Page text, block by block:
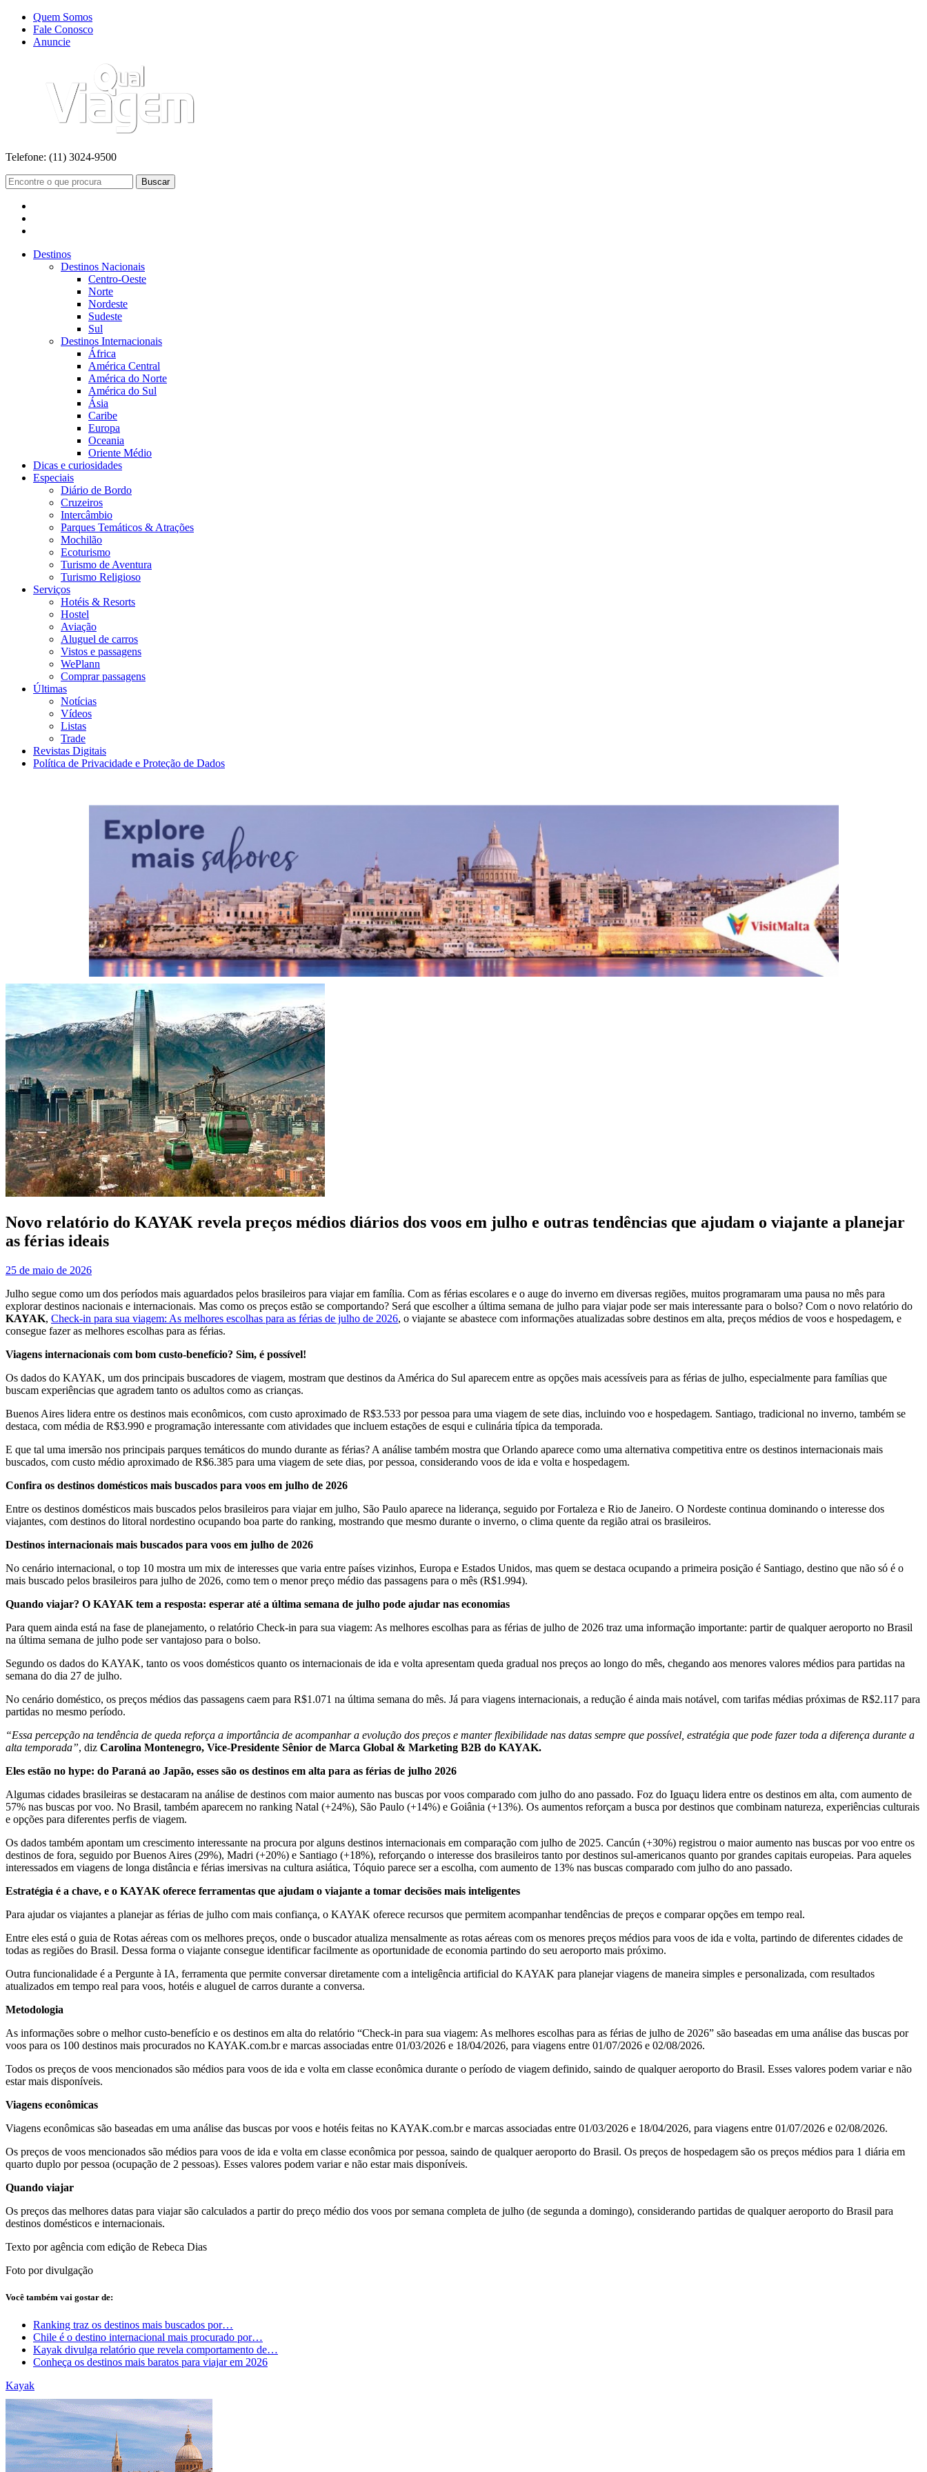
Quem Somos
Fale Conosco
Anuncie
Telefone: (11) 3024-9500
Buscar
Destinos
Destinos Nacionais
Centro-Oeste
Norte
Nordeste
Sudeste
Sul
Destinos Internacionais
África
América Central
América do Norte
América do Sul
Ásia
Caribe
Europa
Oceania
Oriente Médio
Dicas e curiosidades
Especiais
Diário de Bordo
Cruzeiros
Intercâmbio
Parques Temáticos & Atrações
Mochilão
Ecoturismo
Turismo de Aventura
Turismo Religioso
Serviços
Hotéis & Resorts
Hostel
Aviação
Aluguel de carros
Vistos e passagens
WePlann
Comprar passagens
Últimas
Notícias
Vídeos
Listas
Trade
Revistas Digitais
Política de Privacidade e Proteção de Dados
Novo relatório do KAYAK revela preços médios diários dos voos em julho e outras tendências que ajudam o viajante a planejar
as férias ideais
25 de maio de 2026
Julho segue como um dos períodos mais aguardados pelos brasileiros para viajar em família. Com as férias escolares e o auge do inverno em diversas regiões, muitos programaram uma pausa no mês para
explorar destinos nacionais e internacionais. Mas como os preços estão se comportando? Será que escolher a última semana de julho para viajar pode ser mais interessante para o bolso? Com o novo relatório do
KAYAK, Check-in para sua viagem: As melhores escolhas para as férias de julho de 2026, o viajante se abastece com informações atualizadas sobre destinos em alta, preços médios de voos e hospedagem, e
consegue fazer as melhores escolhas para as férias.
Viagens internacionais com bom custo-benefício? Sim, é possível!
Os dados do KAYAK, um dos principais buscadores de viagem, mostram que destinos da América do Sul aparecem entre as opções mais acessíveis para as férias de julho, especialmente para famílias que
buscam experiências que agradem tanto os adultos como as crianças.
Buenos Aires lidera entre os destinos mais econômicos, com custo aproximado de R$3.533 por pessoa para uma viagem de sete dias, incluindo voo e hospedagem. Santiago, tradicional no inverno, também se
destaca, com média de R$3.990 e programação interessante com atividades que incluem estações de esqui e culinária típica da temporada.
E que tal uma imersão nos principais parques temáticos do mundo durante as férias? A análise também mostra que Orlando aparece como uma alternativa competitiva entre os destinos internacionais mais
buscados, com custo médio aproximado de R$6.385 para uma viagem de sete dias, por pessoa, considerando voos de ida e volta e hospedagem.
Confira os destinos domésticos mais buscados para voos em julho de 2026
Entre os destinos domésticos mais buscados pelos brasileiros para viajar em julho, São Paulo aparece na liderança, seguido por Fortaleza e Rio de Janeiro. O Nordeste continua dominando o interesse dos
viajantes, com destinos do litoral nordestino ocupando boa parte do ranking, mostrando que mesmo durante o inverno, o clima quente da região atrai os brasileiros.
Destinos internacionais mais buscados para voos em julho de 2026
No cenário internacional, o top 10 mostra um mix de interesses que varia entre países vizinhos, Europa e Estados Unidos, mas quem se destaca ocupando a primeira posição é Santiago, destino que não só é o
mais buscado pelos brasileiros para julho de 2026, como tem o menor preço médio das passagens para o mês (R$1.994).
Quando viajar? O KAYAK tem a resposta: esperar até a última semana de julho pode ajudar nas economias
Para quem ainda está na fase de planejamento, o relatório Check-in para sua viagem: As melhores escolhas para as férias de julho de 2026 traz uma informação importante: partir de qualquer aeroporto no Brasil
na última semana de julho pode ser vantajoso para o bolso.
Segundo os dados do KAYAK, tanto os voos domésticos quanto os internacionais de ida e volta apresentam queda gradual nos preços ao longo do mês, chegando aos menores valores médios para partidas na
semana do dia 27 de julho.
No cenário doméstico, os preços médios das passagens caem para R$1.071 na última semana do mês. Já para viagens internacionais, a redução é ainda mais notável, com tarifas médias próximas de R$2.117 para
partidas no mesmo período.
“Essa percepção na tendência de queda reforça a importância de acompanhar a evolução dos preços e manter flexibilidade nas datas sempre que possível, estratégia que pode fazer toda a diferença durante a
alta temporada”, diz Carolina Montenegro, Vice-Presidente Sênior de Marca Global & Marketing B2B do KAYAK.
Eles estão no hype: do Paraná ao Japão, esses são os destinos em alta para as férias de julho 2026
Algumas cidades brasileiras se destacaram na análise de destinos com maior aumento nas buscas por voos comparado com julho do ano passado. Foz do Iguaçu lidera entre os destinos em alta, com aumento de
57% nas buscas por voo. No Brasil, também aparecem no ranking Natal (+24%), São Paulo (+14%) e Goiânia (+13%). Os aumentos reforçam a busca por destinos que combinam natureza, experiências culturais
e opções para diferentes perfis de viagem.
Os dados também apontam um crescimento interessante na procura por alguns destinos internacionais em comparação com julho de 2025. Cancún (+30%) registrou o maior aumento nas buscas por voo entre os
destinos de fora, seguido por Buenos Aires (29%), Madri (+20%) e Santiago (+18%), reforçando o interesse dos brasileiros tanto por destinos sul-americanos quanto por grandes capitais europeias. Para aqueles
interessados em viagens de longa distância e férias imersivas na cultura asiática, Tóquio parece ser a escolha, com aumento de 13% nas buscas comparado com julho do ano passado.
Estratégia é a chave, e o KAYAK oferece ferramentas que ajudam o viajante a tomar decisões mais inteligentes
Para ajudar os viajantes a planejar as férias de julho com mais confiança, o KAYAK oferece recursos que permitem acompanhar tendências de preços e comparar opções em tempo real.
Entre eles está o guia de Rotas aéreas com os melhores preços, onde o buscador atualiza mensalmente as rotas aéreas com os menores preços médios para voos de ida e volta, partindo de diferentes cidades de
todas as regiões do Brasil. Dessa forma o viajante consegue identificar facilmente as oportunidade de economia partindo do seu aeroporto mais próximo.
Outra funcionalidade é a Pergunte à IA, ferramenta que permite conversar diretamente com a inteligência artificial do KAYAK para planejar viagens de maneira simples e personalizada, com resultados
atualizados em tempo real para voos, hotéis e aluguel de carros durante a conversa.
Metodologia
As informações sobre o melhor custo-benefício e os destinos em alta do relatório “Check-in para sua viagem: As melhores escolhas para as férias de julho de 2026” são baseadas em uma análise das buscas por
voos para os 100 destinos mais procurados no KAYAK.com.br e marcas associadas entre 01/03/2026 e 18/04/2026, para viagens entre 01/07/2026 e 02/08/2026.
Todos os preços de voos mencionados são médios para voos de ida e volta em classe econômica durante o período de viagem definido, saindo de qualquer aeroporto do Brasil. Esses valores podem variar e não
estar mais disponíveis.
Viagens econômicas
Viagens econômicas são baseadas em uma análise das buscas por voos e hotéis feitas no KAYAK.com.br e marcas associadas entre 01/03/2026 e 18/04/2026, para viagens entre 01/07/2026 e 02/08/2026.
Os preços de voos mencionados são médios para voos de ida e volta em classe econômica por pessoa, saindo de qualquer aeroporto do Brasil. Os preços de hospedagem são os preços médios para 1 diária em
quarto duplo por pessoa (ocupação de 2 pessoas). Esses valores podem variar e não estar mais disponíveis.
Quando viajar
Os preços das melhores datas para viajar são calculados a partir do preço médio dos voos por semana completa de julho (de segunda a domingo), considerando partidas de qualquer aeroporto do Brasil para
destinos domésticos e internacionais.
Texto por agência com edição de Rebeca Dias
Foto por divulgação
Você também vai gostar de:
Ranking traz os destinos mais buscados por…
Chile é o destino internacional mais procurado por…
Kayak divulga relatório que revela comportamento de…
Conheça os destinos mais baratos para viajar em 2026
Kayak